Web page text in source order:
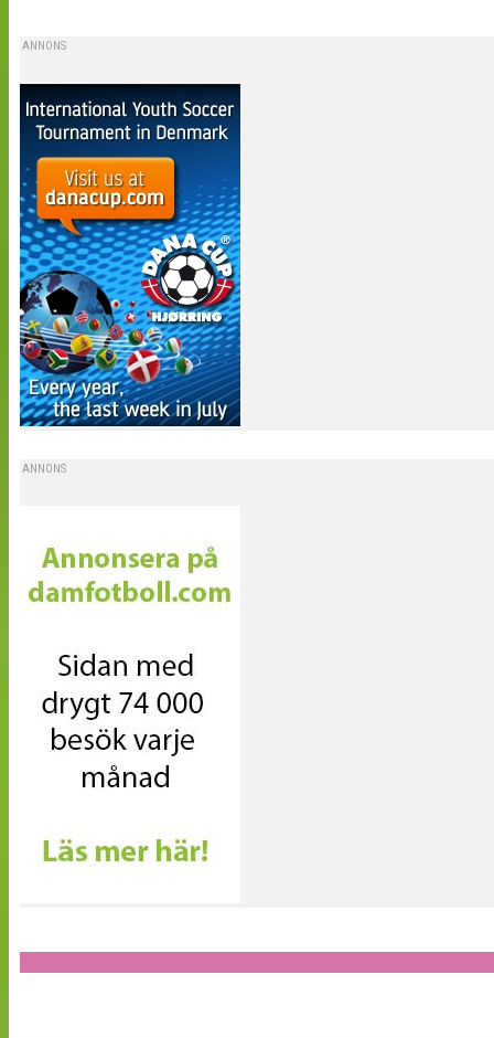
ANNONS
ANNONS